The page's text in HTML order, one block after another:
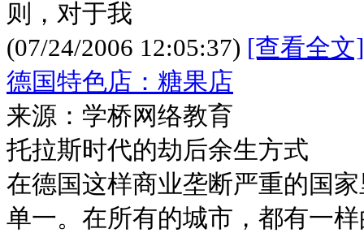
则，对于我
(07/24/2006 12:05:37) [查看全文]
德国特色店：糖果店
来源：学桥网络教育
托拉斯时代的劫后余生方式
在德国这样商业垄断严重的国
单一。在所有的城市，都有一